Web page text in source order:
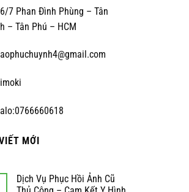
7 Phan Đình Phùng – Tân
– Tân Phú – HCM
MỚI
Dịch Vụ Phục Hồi Ảnh Cũ